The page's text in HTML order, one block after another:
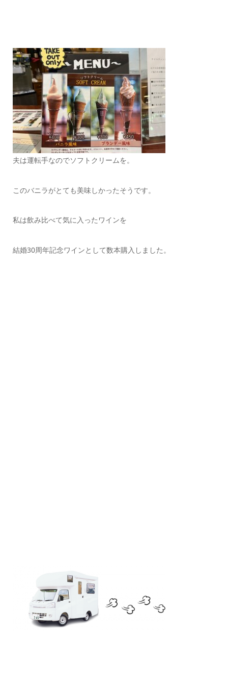
夫は運転手なのでソフトクリームを。
このバニラがとても美味しかったそうです。
私は飲み比べて気に入ったワインを
結婚30周年記念ワインとして数本購入しました。